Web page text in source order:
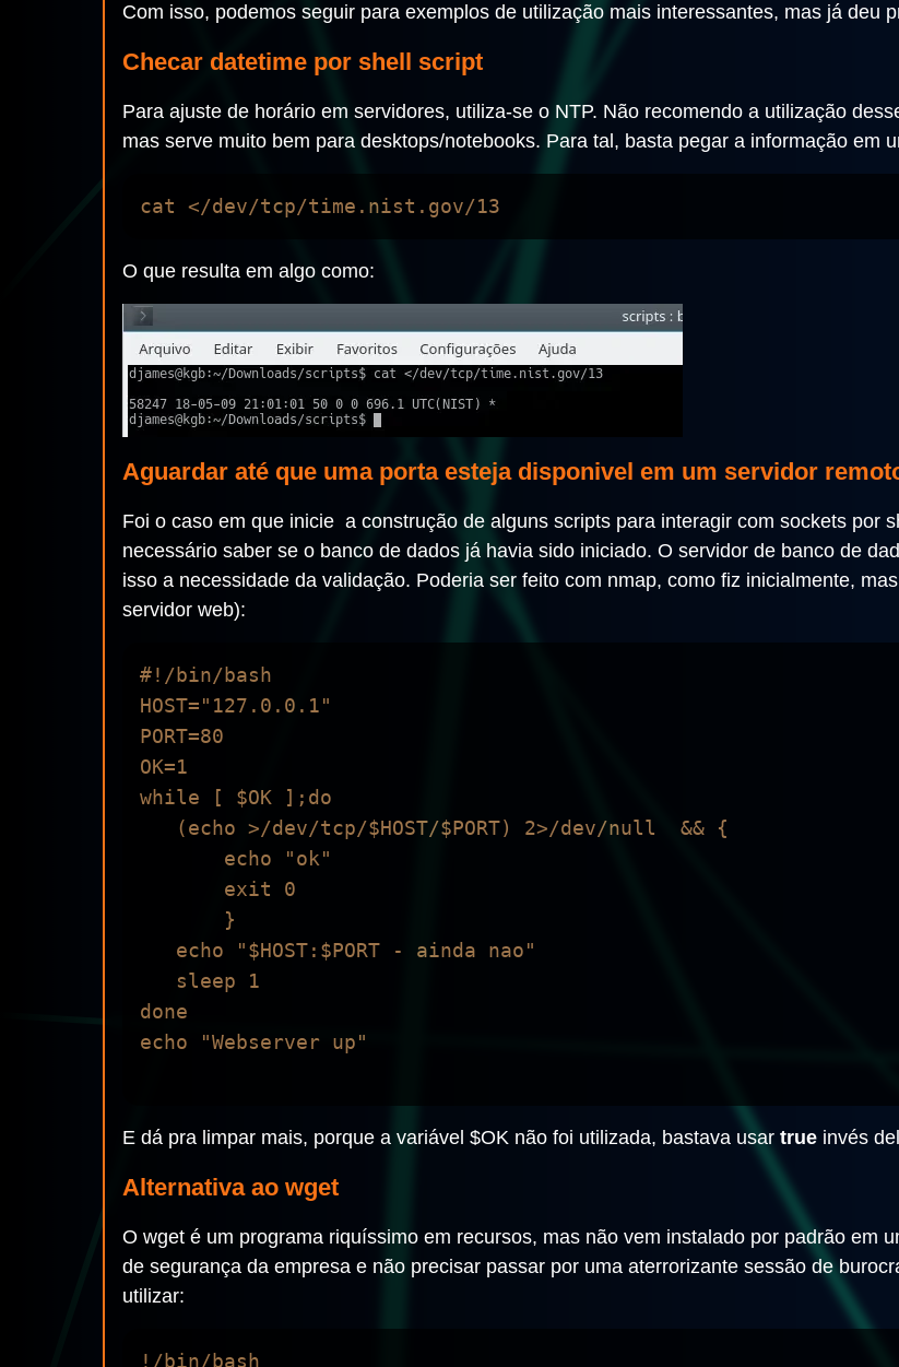
Com isso, podemos seguir para exemplos de utilização mais interessantes, mas já deu
Checar datetime por shell script
Para ajuste de horário em servidores, utiliza-se o NTP. Não recomendo a utilização
mas serve muito bem para desktops/notebooks. Para tal, basta pegar a informação em
O que resulta em algo como:
Aguardar até que uma porta esteja disponivel em um servidor
Foi o caso em que inicie a construção de alguns scripts para interagir com sockets por
necessário saber se o banco de dados já havia sido iniciado. O servidor de banco de
isso a necessidade da validação. Poderia ser feito com nmap, como fiz inicialmente,
servidor web):
#!/bin/bash
HOST="127.0.0.1"
PORT=80
OK=1
while [ $OK ];do
done
echo "Webserver up"
E dá pra limpar mais, porque a variável $OK não foi utilizada, bastava usar true invés
Alternativa ao wget
O wget é um programa riquíssimo em recursos, mas não vem instalado por padrão em
de segurança da empresa e não precisar passar por uma aterrorizante sessão de
utilizar:
!/bin/bash